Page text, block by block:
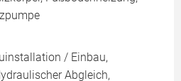
/ Einbau,
Abgleich,